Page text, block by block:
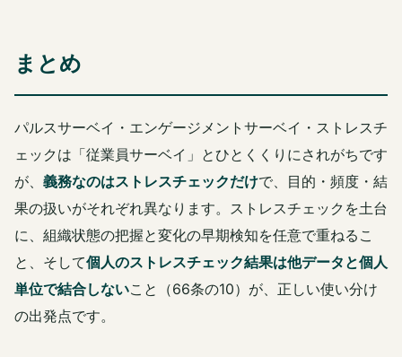
まとめ
パルスサーベイ・エンゲージメントサーベイ・ストレスチ
ェックは「従業員サーベイ」とひとくくりにされがちです
が、 義務なのはストレスチェックだけで、目的・頻度・結
果の扱いがそれぞれ異なります。ストレスチェックを土台
に、組織状態の把握と変化の早期検知を任意で重ねるこ
と、そして個人のストレスチェック結果は他データと個人
単位で結合しないこと（66条の10）が、正しい使い分け
の出発点です。